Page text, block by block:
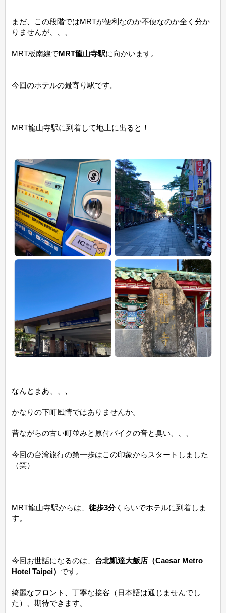
まだ、この段階ではMRTが便利なのか不便なのか全く分か
りませんが、、、
MRT板南線でMRT龍山寺駅に向かいます。
今回のホテルの最寄り駅です。
MRT龍山寺駅に到着して地上に出ると！
なんとまあ、、、
かなりの下町風情ではありませんか。
昔ながらの古い町並みと原付バイクの音と臭い、、、
今回の台湾旅行の第一歩はこの印象からスタートしました
（笑）
MRT龍山寺駅からは、 徒歩3分くらいでホテルに到着しま
す。
今回お世話になるのは、 台北凱達大飯店（Caesar Metro
Hotel Taipei） です。
綺麗なフロント、丁寧な接客（日本語は通じませんでし
た）、期待できます。